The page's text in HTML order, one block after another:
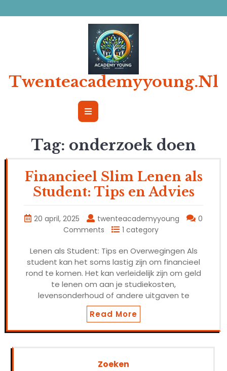
naar
Twenteacademyyoung.nl
Open
Tag: onderzoek doen
Financieel Slim Lenen als
Student: Tips en Advies
20 april, 2025 twenteacademyyoung
0
Comments
1 category
Lenen als Student: Tips en Overwegingen Als
student kan het soms lastig zijn om financieel
rond te komen. Het kan verleidelijk zijn om geld
te lenen om aan je studiekosten,
levensonderhoud of andere uitgaven te
Read More
Zoeken